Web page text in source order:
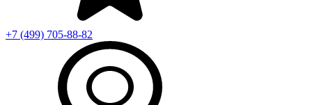
+7 (499) 705-88-82